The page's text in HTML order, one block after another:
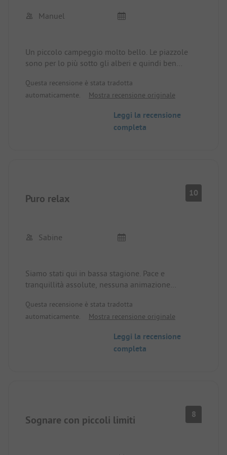
Manuel
Un piccolo campeggio molto bello. Le piazzole
sono per lo più sotto gli alberi e quindi ben
ristorante del campeggio sono ottimi. I servizi
igienici vengono puliti quotidianamente dalle 5.30
quattro volte e ci torneremo anche quest'anno. La
musica proveniente dall'altra parte della strada
Questa recensione è stata tradotta
automaticamente.
Mostra recensione originale
Leggi la recensione
completa
Puro relax 10
Sabine
Siamo stati qui in bassa stagione. Pace e
tranquillità assolute, nessuna animazione
Grande konoba direttamente sul sito. Baia riparata
Questa recensione è stata tradotta
automaticamente.
Mostra recensione originale
Leggi la recensione
completa
Sognare con piccoli limiti 8